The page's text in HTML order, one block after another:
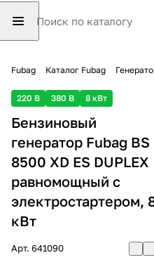
Fubag Каталог Fubag
220 В 380 В 8 кВт
Бензиновый
генератор Fubag BS
8500 XD ES DUPLEX
равномощный с
электростартером,
кВт
Арт. 641090